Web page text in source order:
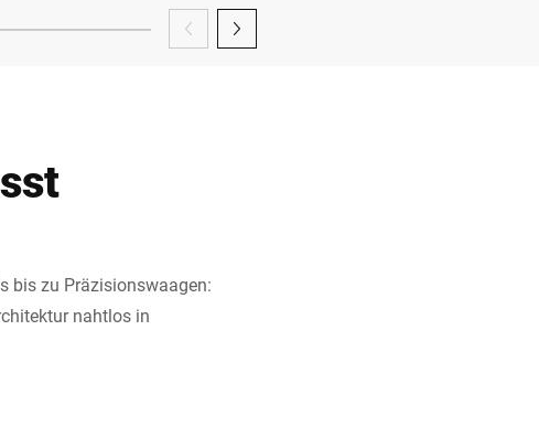
bis zu Präzisionswaagen:
nahtlos in